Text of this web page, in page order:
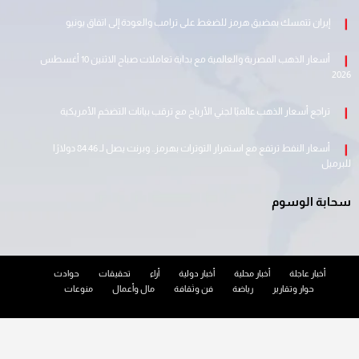
إيران تتمسك بمضيق هرمز للضغط على ترامب والعودة إلى اتفاق يونيو
أسعار الذهب المصرية والعالمية مع بداية تعاملات صباح الاثنين 10 أغسطس
2026
تراجع أسعار الذهب عالميًا لجني الأرباح مع ترقب بيانات التضخم الأمريكية
أسعار النفط ترتفع مع استمرار التوترات بهرمز.. وبرنت يصل لـ 84.46 دولارًا
للبرميل
سحابة الوسوم
أخبار عاجلة أخبار محلية أخبار دولية أراء تحقيقات
حوادث
حوار وتقارير
رياضة فن وثقافة مال وأعمال منوعات